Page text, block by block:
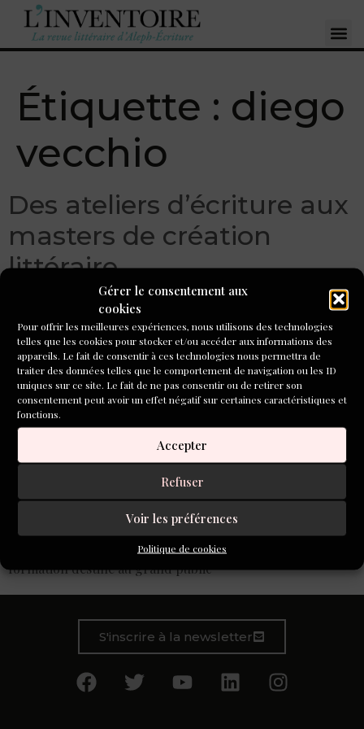
Gérer le consentement aux
cookies
Pour offrir les meilleures expériences, nous utilisons des technologies
telles que les cookies pour stocker et/ou accéder aux informations des
appareils. Le fait de consentir à ces technologies nous permettra de
traiter des données telles que le comportement de navigation ou les ID
uniques sur ce site. Le fait de ne pas consentir ou de retirer son
consentement peut avoir un effet négatif sur certaines caractéristiques et
fonctions.
Accepter
Refuser
Voir les préférences
Politique de cookies
Étiquette : diego
vecchio
Des ateliers d’écriture aux
masters de création
littéraire
Enseigner l’écriture par le biais d’ateliers, à l’école, dans le
cadre duau master de création ou d’un parcours de
formation destiné au grand public
S'inscrire à la newsletter